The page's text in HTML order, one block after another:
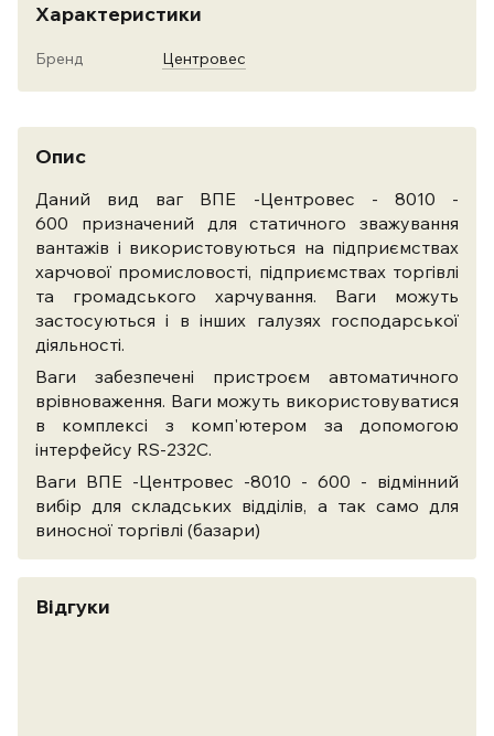
Характеристики
Бренд Центровес
Опис
Даний вид ваг ВПЕ -Центровес - 8010 -
600 призначений для статичного зважування
вантажів і використовуються на підприємствах
харчової промисловості, підприємствах торгівлі
та громадського харчування. Ваги можуть
застосуються і в інших галузях господарської
діяльності.
Ваги забезпечені пристроєм автоматичного
врівноваження. Ваги можуть використовуватися
в комплексі з комп'ютером за допомогою
інтерфейсу RS-232C.
Ваги ВПЕ -Центровес -8010 - 600 - відмінний
вибір для складських відділів, а так само для
виносної торгівлі (базари)
Відгуки